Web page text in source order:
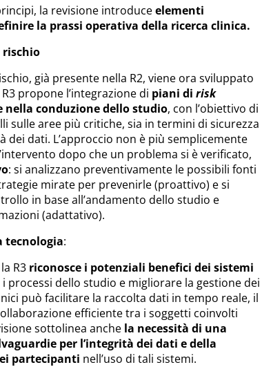
la revisione introduceelementi
la prassi operativa della ricerca clinica.
rischio
già presente nella R2, viene ora sviluppato
propone l’integrazione di piani di risk
nella conduzione dello studio, con l’obiettivo di
sulle aree più critiche, sia in termini di sicurezza
dei dati. L’approccio non è più semplicemente
dopo che un problema si è verificato,
: si analizzano preventivamente le possibili fonti
mirate per prevenirle (proattivo) e si
in base all’andamento dello studio e
(adattativo).
tecnologia:
R3 riconosce i potenziali benefici dei sistemi
processi dello studio e migliorare la gestione dei
può facilitare la raccolta dati in tempo reale, il
efficiente tra i soggetti coinvolti
sottolinea anche la necessità di una
per l’integrità dei dati e della
partecipanti nell’uso di tali sistemi.